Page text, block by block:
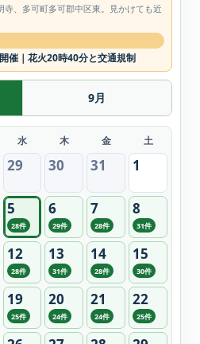
、多可町多可郡中区東。見かけても近
催｜花火20時40分と交通規制
9月
水 木 金 土
29 30 31 1
5
28件
6
29件
7
28件
8
31件
12
28件
13
31件
14
28件
15
30件
19
25件
20
24件
21
24件
22
25件